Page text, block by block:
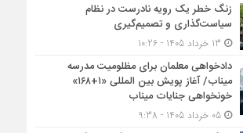
زنگ خطر یک رویه نادرست در نظام
سیاست‌گذاری و تصمیم‌گیری
دادخواهی معلمان برای مظلومیت مدرسه
میناب/ آغاز پویش بین المللی «۱+۱۶۸»
خونخواهی جنایات میناب
05 خرداد 1405 - 9:38